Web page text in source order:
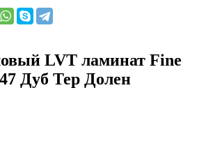
LVT ламинат Fine
Дуб Тер Долен